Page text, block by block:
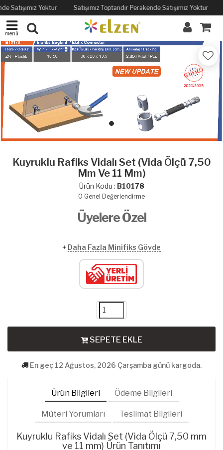
Satışımız Yoktur Satışımız Toptandır Perakende Satışımız Yoktur
menü
Kuyruklu Rafiks Vidalı Set (Vida Ölçü 7,50
Mm Ve 11 Mm)
Ürün Kodu : B10178
0 Genel Değerlendirme
Üyelere Özel
+ Daha Fazla Minifiks Gövde
SEPETE EKLE
En geç 12 Ağustos, 2026 Çarşamba günü kargoda.
Ürün Bilgileri Ödeme Bilgileri
Müteri Yorumları Teslimat Bilgileri
Kuyruklu Rafiks Vidalı Set (Vida Ölçü 7,50 mm
ve 11 mm) Ürün Tanıtımı